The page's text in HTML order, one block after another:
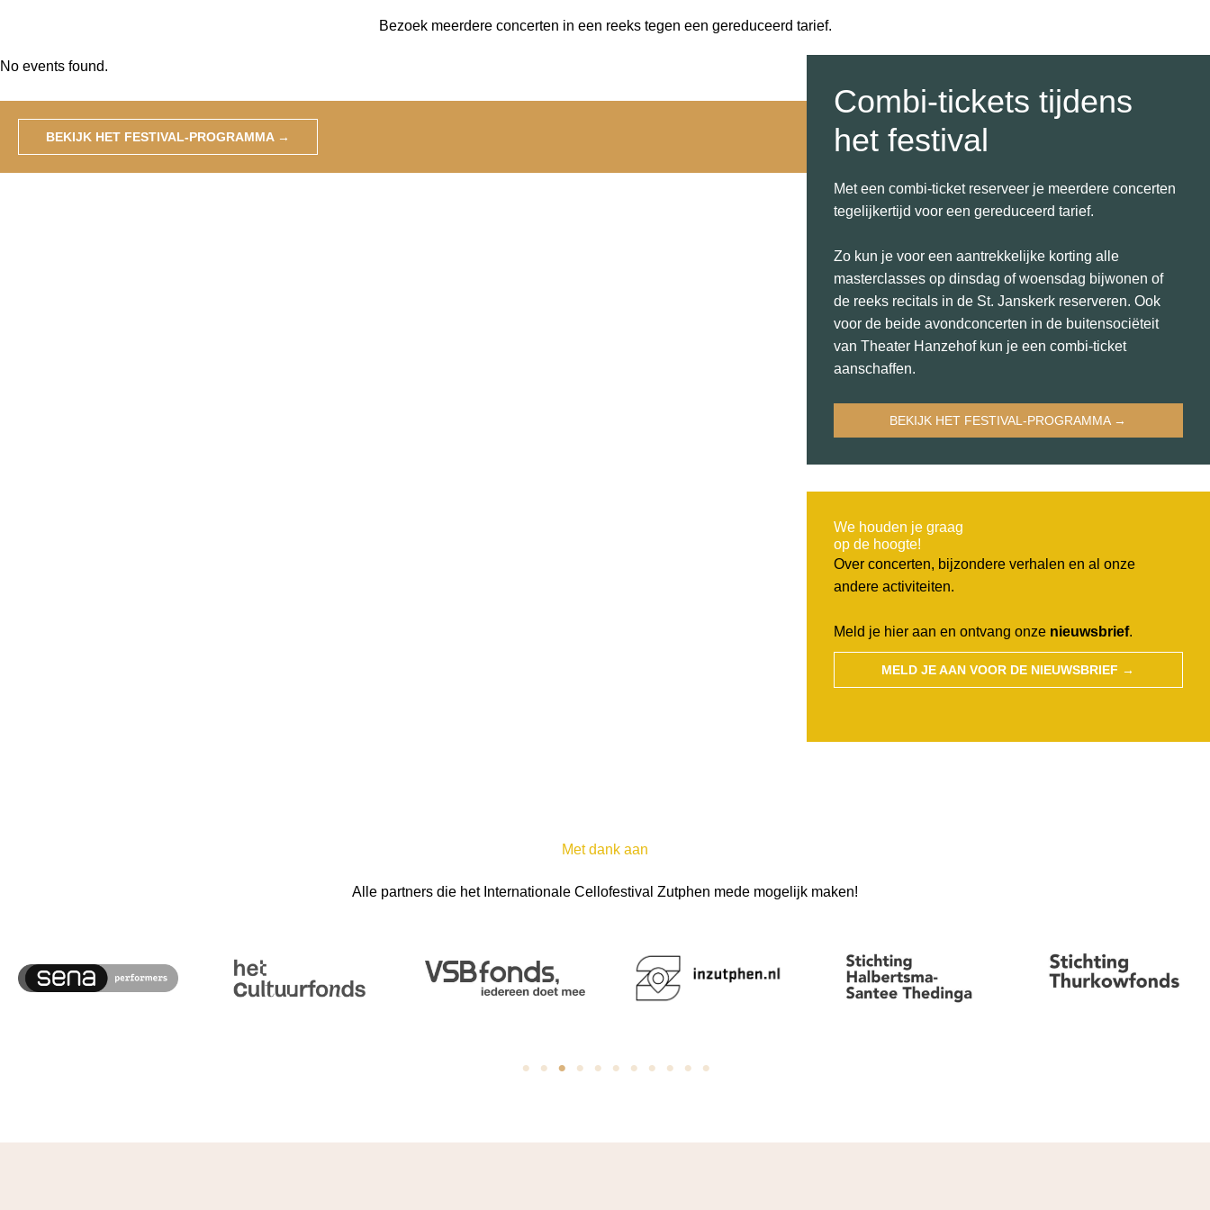
Bezoek meerdere concerten in een reeks tegen een gereduceerd tarief.
No events found.
BEKIJK HET FESTIVAL-PROGRAMMA →
Combi-tickets tijdens
het festival
Met een combi-ticket reserveer je meerdere concerten
tegelijkertijd voor een gereduceerd tarief.
Zo kun je voor een aantrekkelijke korting alle
masterclasses op dinsdag of woensdag bijwonen of
de reeks recitals in de St. Janskerk reserveren. Ook
voor de beide avondconcerten in de buitensociëteit
van Theater Hanzehof kun je een combi-ticket
aanschaffen.
BEKIJK HET FESTIVAL-PROGRAMMA →
We houden je graag
op de hoogte!
Over concerten, bijzondere verhalen en al onze
andere activiteiten.
Meld je hier aan en ontvang onzenieuwsbrief.
MELD JE AAN VOOR DE NIEUWSBRIEF →
Met dank aan
Alle partners die het Internationale Cellofestival Zutphen mede mogelijk maken!